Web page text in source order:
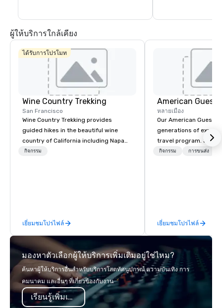
ผู้ให้บริการใกล้เคียง
ได้รับการโปรโมท
Wine Country Trekking
San Francisco
Wine Country Trekking provides
guided hikes in the beautiful wine
country of California including Napa
and Sonoma Valleys. These
day hikes we provide luxury self-
guided inn-to-in walking vacations
from the gateway City of San
Francisco to the California wine
country with a focus on superb hiking,
lodging, food and wine. We also have
a Monterey Bay Trek.
กิจกรรม
เยี่ยมชมโปรไฟล์
American Guest
หลายเมือง
Our American Guest
generations of
travel program. Since
mission has been to
management, we
if we were the client.
bring your vision to
passion, an
American hospitality,
กิจกรรม การขนส่ง
เยี่ยมชมโปรไฟล์
มองหาตัวเลือกผู้ให้บริการเพิ่มเติมอยู่ใช่ไหม?
ค้นหาผู้ให้บริการอื่นสำหรับบริการโสตทัศนูปกรณ์ ความบันเทิง การ
คมนาคม และอื่นๆ ที่เกี่ยวข้องกับงาน
เรียนรู้เพิ่มเติม